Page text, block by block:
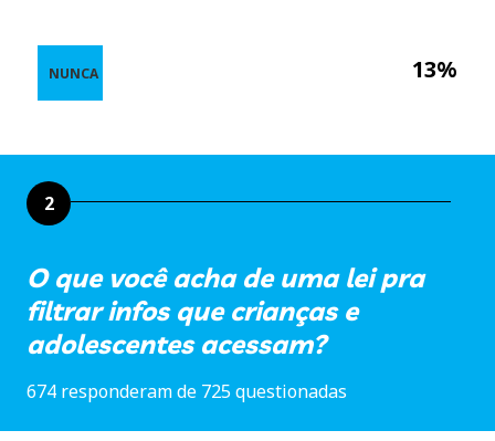
13%
NUNCA
2
O que você acha de uma lei pra
filtrar infos que crianças e
adolescentes acessam?
674 responderam de 725 questionadas